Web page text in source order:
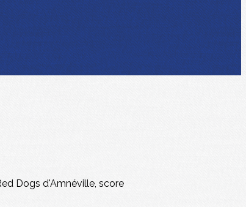
Dogs d'Amnéville, score